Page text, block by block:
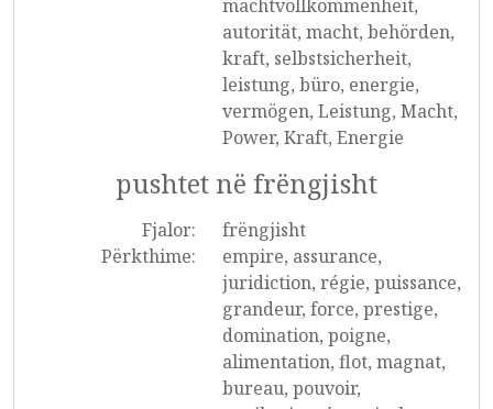
machtvollkommenheit,
autorität, macht, behörden,
kraft, selbstsicherheit,
leistung, büro, energie,
vermögen, Leistung, Macht,
Power, Kraft, Energie
pushtet në frëngjisht
Fjalor:
frëngjisht
Përkthime:
empire, assurance,
juridiction, régie, puissance,
grandeur, force, prestige,
domination, poigne,
alimentation, flot, magnat,
bureau, pouvoir,